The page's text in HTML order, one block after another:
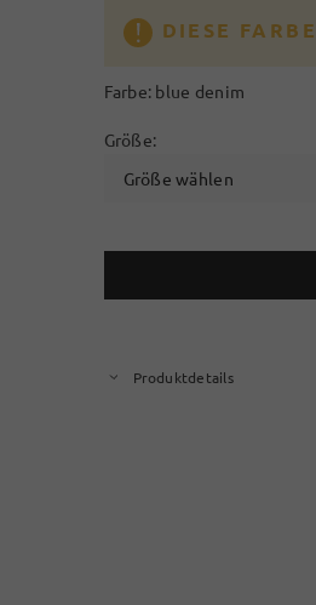
DIESE
Farbe: blue denim
Größe:
Größe wählen
Produktdetails